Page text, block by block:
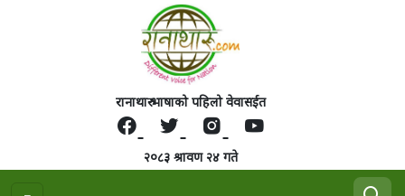
रानाथारु भाषाको पहिलो वेवासईत
२०८३ श्रावण २४ गते